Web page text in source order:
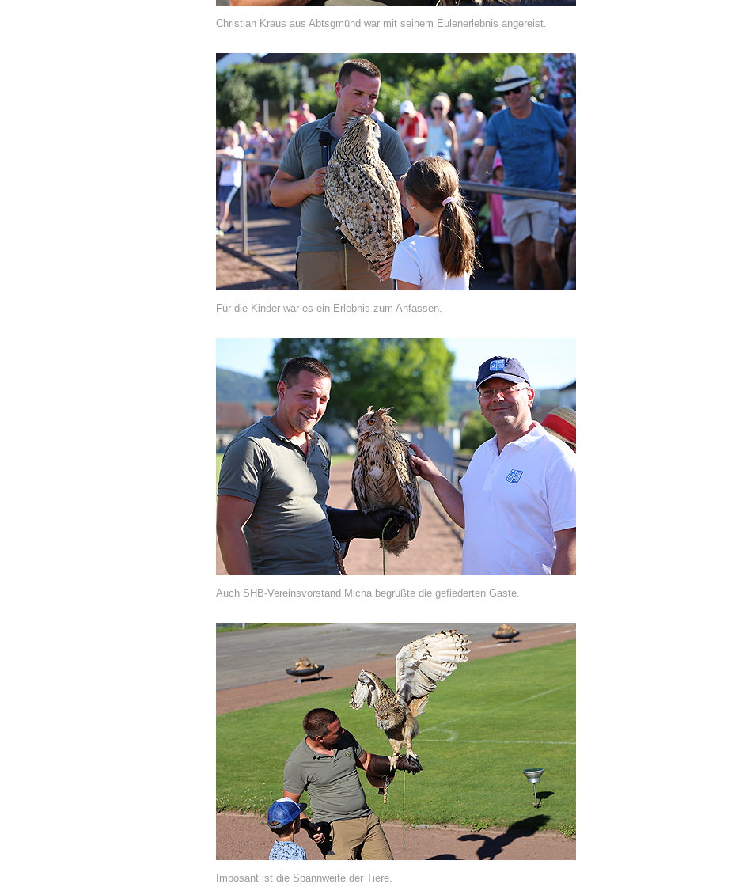
Christian Kraus aus Abtsgmünd war mit seinem Eulenerlebnis angereist.
Für die Kinder war es ein Erlebnis zum Anfassen.
Auch SHB-Vereinsvorstand Micha begrüßte die gefiederten Gäste.
Imposant ist die Spannweite der Tiere.